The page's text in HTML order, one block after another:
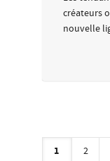
créateurs
nouvelle
1 2